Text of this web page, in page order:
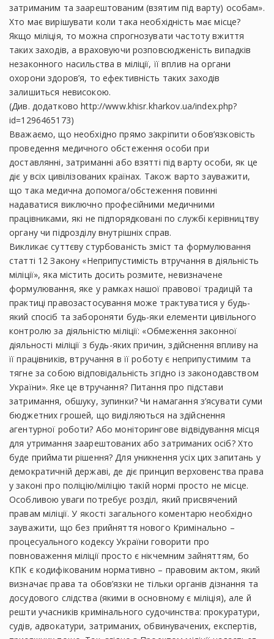
затриманим та заарештованим (взятим під варту) особам».
Хто має вирішувати коли така необхідність має місце?
Якщо міліція, то можна спрогнозувати частоту вжиття
таких заходів, а враховуючи розповсюдженість випадків
незаконного насильства в міліції, її вплив на органи
охорони здоров’я, то ефективність таких заходів
залишиться невисокою.
(Див. додатково http://www.khisr.kharkov.ua/index.php?
id=1296465173)
Вважаємо, що необхідно прямо закріпити обов’язковість
проведення медичного обстеження особи при
доставлянні, затриманні або взятті під варту особи, як це
діє у всіх цивілізованих країнах. Також варто зауважити,
що така медична допомога/обстеження повинні
надаватися виключно професійними медичними
працівниками, які не підпорядковані по службі керівництву
органу чи підрозділу внутрішніх справ.
Викликає суттєву стурбованість зміст та формулювання
статті 12 Закону «Неприпустимість втручання в діяльність
міліції», яка містить досить розмите, невизначене
формулювання, яке у рамках нашої правової традицій та
практиці правозастосування може трактуватися у будь-
який спосіб та забороняти будь-яки елементи цивільного
контролю за діяльністю міліції: «Обмеження законної
діяльності міліції з будь-яких причин, здійснення впливу на
її працівників, втручання в її роботу є неприпустимим та
тягне за собою відповідальність згідно із законодавством
України». Яке це втручання? Питання про підстави
затримання, обшуку, зупинки? Чи намагання з’ясувати суми
бюджетних грошей, що виділяються на здійснення
агентурної роботи? Або моніторингове відвідування місця
для утримання заарештованих або затриманих осіб? Хто
буде приймати рішення? Для уникнення усіх цих запитань у
демократичній державі, де діє принцип верховенства права
у законі про поліцію/міліцію такій нормі просто не місце.
Особливою уваги потребує розділ, який присвячений
правам міліції. У якості загального коментарю необхідно
зауважити, що без прийняття нового Кримінально –
процесуального кодексу України говорити про
повноваження міліції просто є нікчемним зайняттям, бо
КПК є кодифікованим нормативно – правовим актом, який
визначає права та обов’язки не тільки органів дізнання та
досудового слідства (якими в основному є міліція), але й
решти учасників кримінального судочинства: прокуратури,
судів, адвокатури, затриманих, обвинувачених, експертів,